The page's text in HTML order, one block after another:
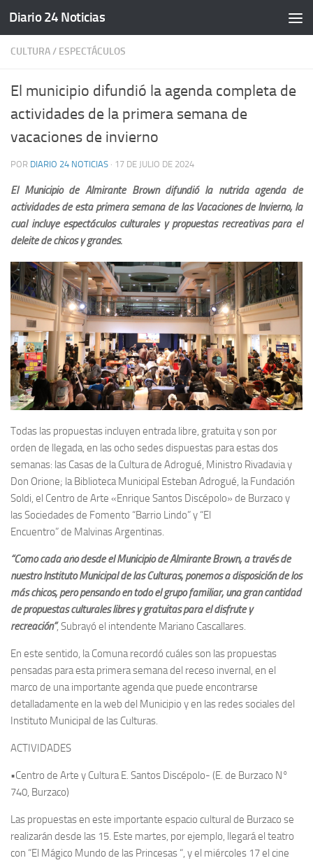
Saltar al contenido
Diario 24 Noticias
CULTURA/ ESPECTÁCULOS
El municipio difundió la agenda completa de
actividades de la primera semana de
vacaciones de invierno
POR DIARIO 24 NOTICIAS · 17 DE JULIO DE 2024
El Municipio de Almirante Brown difundió la nutrida agenda de
actividades de esta primera semana de las Vacaciones de Invierno, la
cual incluye espectáculos culturales y propuestas recreativas para el
deleite de chicos y grandes.
Todas las propuestas incluyen entrada libre, gratuita y son por
orden de llegada, en las ocho sedes dispuestas para estas dos
semanas: las Casas de la Cultura de Adrogué, Ministro Rivadavia y
Don Orione; la Biblioteca Municipal Esteban Adrogué, la Fundación
Soldi, el Centro de Arte «Enrique Santos Discépolo» de Burzaco y
las Sociedades de Fomento “Barrio Lindo” y “El
Encuentro” de Malvinas Argentinas.
“Como cada año desde el Municipio de Almirante Brown, a través de
nuestro Instituto Municipal de las Culturas, ponemos a disposición de los
más chicos, pero pensando en todo el grupo familiar, una gran cantidad
de propuestas culturales libres y gratuitas para el disfrute y
recreación”, Subrayó el intendente Mariano Cascallares.
En este sentido, la Comuna recordó cuáles son las propuestas
pensadas para esta primera semana del receso invernal, en el
marco de una importante agenda que puede encontrarse
detalladamente en la web del Municipio y en las redes sociales del
Instituto Municipal de las Culturas.
ACTIVIDADES
•Centro de Arte y Cultura E. Santos Discépolo- (E. de Burzaco N°
740, Burzaco)
Las propuestas en este importante espacio cultural de Burzaco se
realizarán desde las 15. Este martes, por ejemplo, llegará el teatro
con “El Mágico Mundo de las Princesas “, y el miércoles 17 el cine